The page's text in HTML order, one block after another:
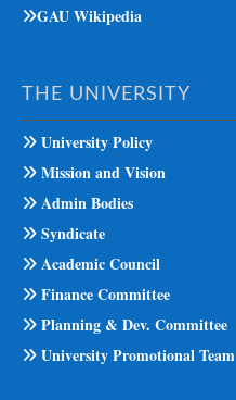
GAU Wikipedia
THE UNIVERSITY
University Policy
Mission and Vision
Admin Bodies
Syndicate
Academic Council
Finance Committee
Planning & Dev. Committee
University Promotional Team